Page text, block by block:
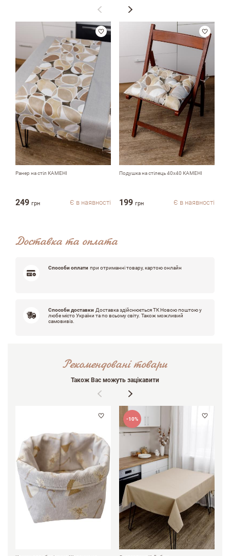
Ранер на стіл КАМЕНІ
249 грн Є в наявності
Подушка на стілець 40х40 КАМЕНІ
199 грн Є в наявності
Доставка та оплата
Способи оплати при отриманні товару, картою онлайн
Способи доставки Доставка здійснюється ТК Новою поштою у
любе місто України та по всьому світу. Також можливий
самовивіз.
Рекомендовані товари
Також Вас можуть зацікавити
-10%
ПІБ
email
Коментар
Недоліки